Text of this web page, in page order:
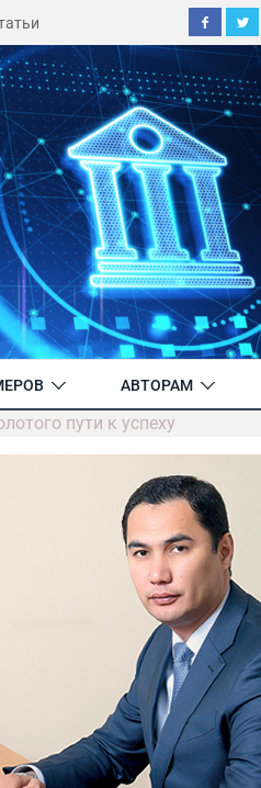
АВТОРАМ
пути к успеху